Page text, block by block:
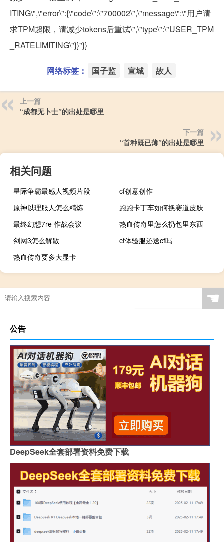
ITING\",\"error\":{\"code\":\"700002\",\"message\":\"用户请
求TPM超限，请减少tokens后重试\",\"type\":\"USER_TPM
_RATELIMITING\"}}"}}
网络标签： 国子监 宣城 故人
上一篇
“成都无卜士”的出处是哪里
下一篇
“首种既已薄”的出处是哪里
相关问题
星际争霸最感人视频片段
cf创意创作
原神以理服人怎么精炼
跑跑卡丁车如何换赛道皮肤
最终幻想7re 作战会议
热血传奇里怎么扔包里东西
剑网3怎么解散
cf体验服还送cf吗
热血传奇要多大显卡
☚
公告
DeepSeek全套部署资料免费下载